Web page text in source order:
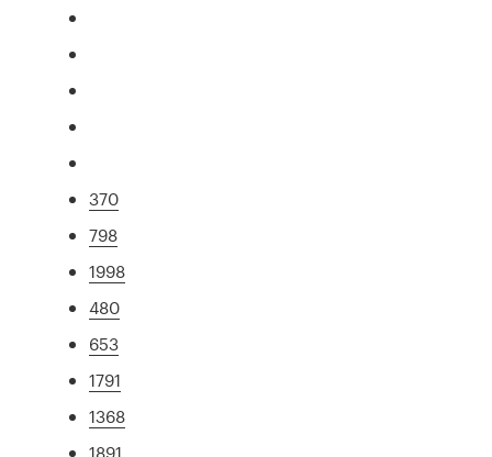
370
798
1998
480
653
1791
1368
1891